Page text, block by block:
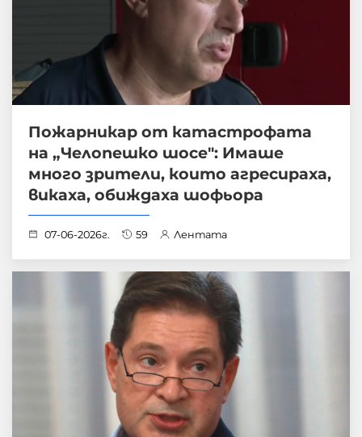
Пожарникар от катастрофата
на „Челопешко шосе": Имаше
много зрители, които агресираха,
викаха, обиждаха шофьора
07-06-2026г. 59 Лентата